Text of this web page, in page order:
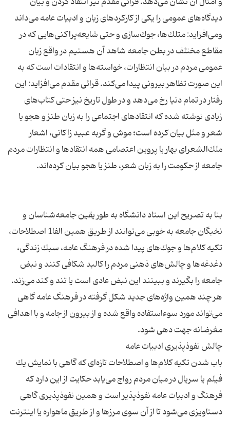
دیدگاه‌های عمومی را یكی از كاركردهای زبان و ادبیات عامه می‌داند
ومی‌افزاید: متلك‌ها، جوك‌سازی و حتی شایعه‌پراكنی‌هایی كه در
مقاطع مختلف در بطن جامعه شاهد آن هستیم در واقع زبان
عمومی مردم در بیان انتظارات، خواسته‌ها و انتقادات است كه به
این صورت تظاهر بیرونی پیدا می‌كند. قرائی مقدم می‌افزاید: این
رفتار در تمام دنیا رخ می‌دهد و در طول تاریخ نیز حتی كتاب‌های
زیادی نوشته شده كه انتقادهای اجتماعی را به زبان طنز و هجو یا
شعر و مثل بیان كرده است؛ موش و گربه عبید زاكانی، اشعار
ملك‌الشعرای بهار یا پروین اعتصامی همه انتقادها و انتظارات مردم
بنا به تصریح این استاد دانشگاه به طور یقین جامعه‌شناسان و
نخبگان جامعه به خوبی می‌توانند از طریق همین الفا1 اصطلاحات،
تكیه كلام‌ها و جوك‌های پیدا شده در فرهنگ عامه، سبك زندگی،
دغدغه‌ها و چالش‌های ذهنی مردم را كالبد شكافی كنند و نبض
جامعه را بگیرند و ببینند این نبض عادی است یا تند و كند می‌زند.
هر چند همین واژه‌های جدید شكل گرفته در فرهنگ عامه گاهی
می‌تواند مورد سوءاستفاده واقع شده و از بیرون از جامه و با اهدافی
باب شدن تكیه كلام‌ها و اصطلاحات تازه‌ای كه گاهی با نمایش یك
فیلم یا سریال در میان مردم رواج می‌یابد حكایت از این دارد كه
فرهنگ و ادبیات عامه نفوذپذیر است و همین نفوذپذیری گاهی
دستاویزی می‌شود تا از آن سوی مرزها و از طریق ماهواره یا اینترنت